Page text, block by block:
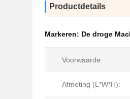
Productdetails
Markeren: De droge
Voorwaarde:
Afmeting (L*W*H):